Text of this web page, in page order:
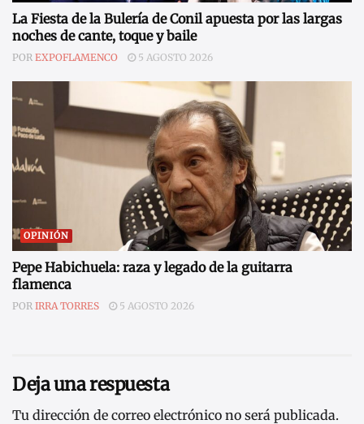
La Fiesta de la Bulería de Conil apuesta por las largas
noches de cante, toque y baile
POR EXPOFLAMENCO 5 AGOSTO 2026
OPINIÓN
Pepe Habichuela: raza y legado de la guitarra
flamenca
POR IRRA TORRES 5 AGOSTO 2026
Deja una respuesta
Tu dirección de correo electrónico no será publicada.